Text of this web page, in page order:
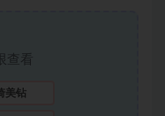
查看
美钻